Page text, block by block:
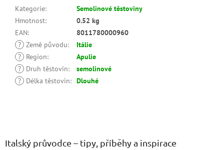
Kategorie:
Semolinové těstoviny
Hmotnost:
0.52 kg
EAN:
8011780000960
? Země původu:
Itálie
?
Region:
Apulie
?
Druh těstovin:
semolinové
?
Délka těstovin: Dlouhé
Italský průvodce – tipy, příběhy a inspirace